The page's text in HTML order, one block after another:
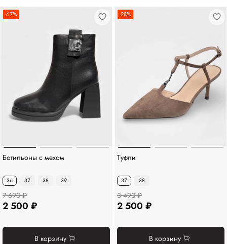
-67%
Ботильоны с мехом
36 37 38 39
7 690 ₽
2 500 ₽
В корзину
-28%
Туфли
37 38
3 490 ₽
2 500 ₽
В корзину